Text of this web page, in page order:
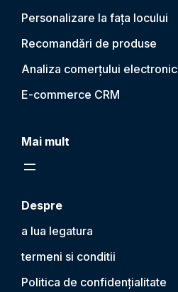
Personalizare la fața locului
Recomandări de produse
Analiza comerțului electronic
E-commerce CRM
Mai mult
Despre
a lua legatura
termeni si conditii
Politica de confidențialitate